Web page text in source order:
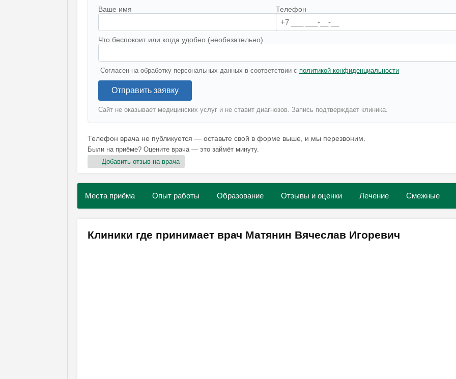
Ваше имя Телефон
Что беспокоит или когда удобно (необязательно)
Согласен на обработку персональных данных в соответствии с политикой конфиденциальности
Отправить заявку
Сайт не оказывает медицинских услуг и не ставит диагнозов. Запись подтверждает клиника.
Телефон врача не публикуется — оставьте свой в форме выше, и мы перезвоним.
Были на приёме? Оцените врача — это займёт минуту.
Добавить отзыв на врача
Места приёма Опыт работы Образование Отзывы и оценки Лечение Смежные
Клиники где принимает врач Матянин Вячеслав Игоревич